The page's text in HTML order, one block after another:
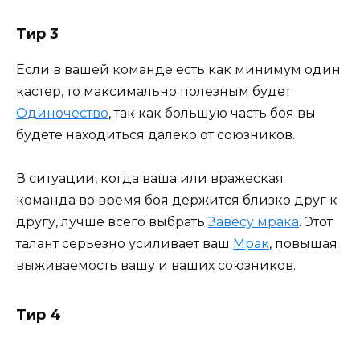
Тир 3
Если в вашей команде есть как минимум один
кастер, то максимально полезным будет
Одиночество, так как большую часть боя вы
будете находиться далеко от союзников.
В ситуации, когда ваша или вражеская
команда во время боя держится близко друг к
другу, лучше всего выбратьЗавесу мрака. Этот
талант серьезно усиливает ваш Мрак, повышая
выживаемость вашу и ваших союзников.
Тир 4